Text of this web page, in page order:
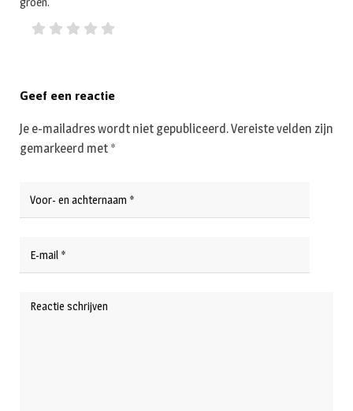
Geef een reactie
Je e-mailadres wordt niet gepubliceerd.Vereiste velden zijn
gemarkeerd met *